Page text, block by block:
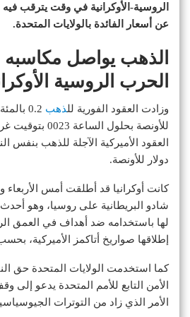
الروسية-الأوكرانية في وقت يترقب
عن أسعار الفائدة بالولايات المتحدة.
الذهب يواصل مكاسبه
الحرب الروسية
وزادت العقود الفورية للذهب
للأونصة بحلول
دولار للأونصة.
كانت أوكرانيا قد أطلقت أمس الأربعاء
شادو البريطانية على روسيا، وهو
لها باستخدامه ضد أهداف في العمق
إطلاقها صواريخ أتاكمز الأميركية،
كما استخدمت الولايات المتحدة حق
الأمن التابع للأمم المتحدة يدعو إلى
الأمر الذي زاد من التوترات